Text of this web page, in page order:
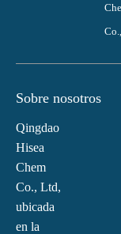
Sobre nosotros
Qingdao
Hisea
Chem
Co., Ltd,
ubicada
en la